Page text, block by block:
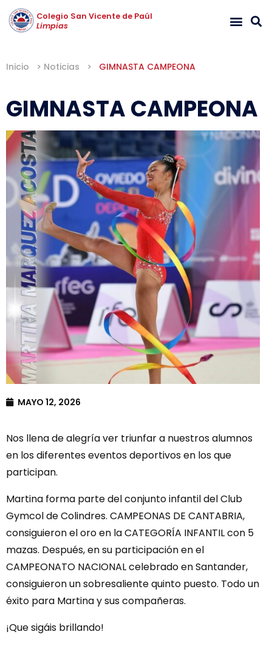
Colegio San Vicente de Paúl
Limpias
Inicio > Noticias > GIMNASTA CAMPEONA
GIMNASTA CAMPEONA
MAYO 12, 2026
Nos llena de alegría ver triunfar a nuestros alumnos
en los diferentes eventos deportivos en los que
participan.
Martina forma parte del conjunto infantil del Club
Gymcol de Colindres. CAMPEONAS DE CANTABRIA,
consiguieron el oro en la CATEGORÍA INFANTIL con 5
mazas. Después, en su participación en el
CAMPEONATO NACIONAL celebrado en Santander,
consiguieron un sobresaliente quinto puesto. Todo un
éxito para Martina y sus compañeras.
¡Que sigáis brillando!